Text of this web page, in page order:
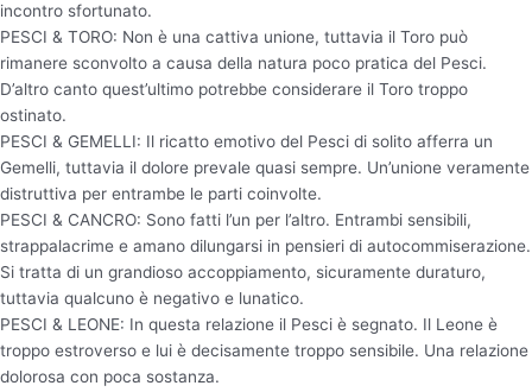
incontro sfortunato.
PESCI & TORO: Non è una cattiva unione, tuttavia il Toro può
rimanere sconvolto a causa della natura poco pratica del Pesci.
D’altro canto quest’ultimo potrebbe considerare il Toro troppo
ostinato.
PESCI & GEMELLI: Il ricatto emotivo del Pesci di solito afferra un
Gemelli, tuttavia il dolore prevale quasi sempre. Un’unione veramente
distruttiva per entrambe le parti coinvolte.
PESCI & CANCRO: Sono fatti l’un per l’altro. Entrambi sensibili,
strappalacrime e amano dilungarsi in pensieri di autocommiserazione.
Si tratta di un grandioso accoppiamento, sicuramente duraturo,
tuttavia qualcuno è negativo e lunatico.
PESCI & LEONE: In questa relazione il Pesci è segnato. Il Leone è
troppo estroverso e lui è decisamente troppo sensibile. Una relazione
dolorosa con poca sostanza.